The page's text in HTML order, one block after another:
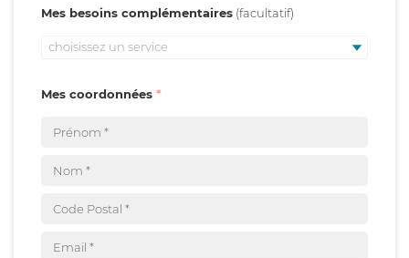
Mes besoins complémentaires
choisissez un service
Mes coordonnées